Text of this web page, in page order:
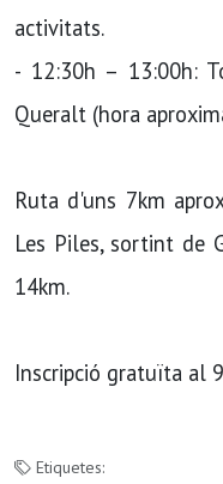
activitats.
- 12:30h – 13:00h:
Queralt (hora
Ruta d'uns 7km
Les Piles, sortint de
14km.
Inscripció gratuïta al
Etiquetes: